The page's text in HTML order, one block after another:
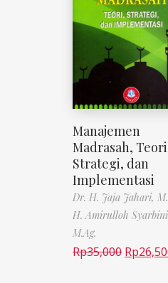
Manajemen
Madrasah,
Strategi, dan
Implementasi
Dr. H. Jaja Jahari,
H. Amirulloh
M.Ag.
Rp35,000 Rp